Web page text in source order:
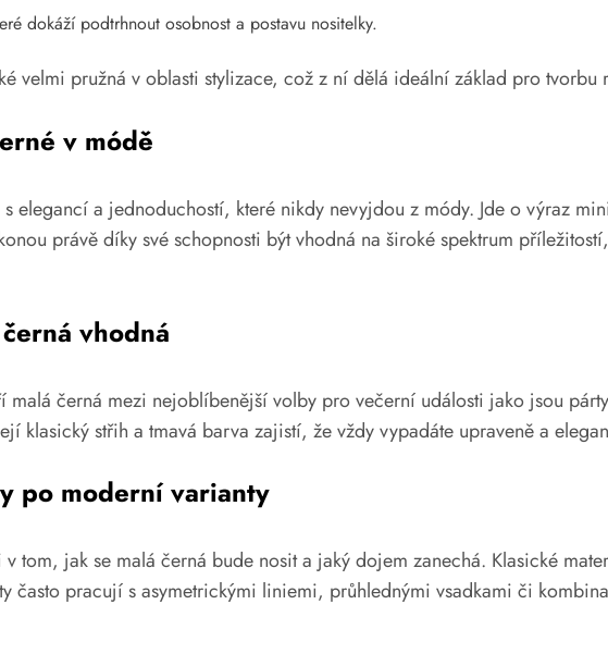
dokáží podtrhnout osobnost a postavu nositelky.
velmi pružná v oblasti stylizace, což z ní dělá ideální základ pro tvorbu
v módě
elegancí a jednoduchostí, které nikdy nevyjdou z módy. Jde o výraz
právě díky své schopnosti být vhodná na široké spektrum
vhodná
malá černá mezi nejoblíbenější volby pro večerní události jako jsou
klasický střih a tmavá barva zajistí, že vždy vypadáte upraveně a
po moderní varianty
tom, jak se malá černá bude nosit a jaký dojem zanechá. Klasické
často pracují s asymetrickými liniemi, průhlednými vsadkami či